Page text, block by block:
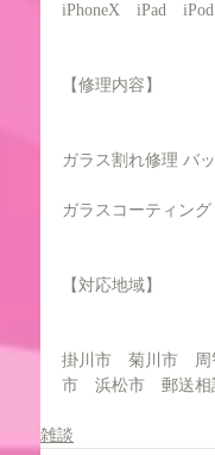
iPhoneX　iPad　
【修理内容】
ガラス割れ修理 バ
ガラスコーティン
【対応地域】
掛川市　菊川市　
市　浜松市　郵送相
雑談